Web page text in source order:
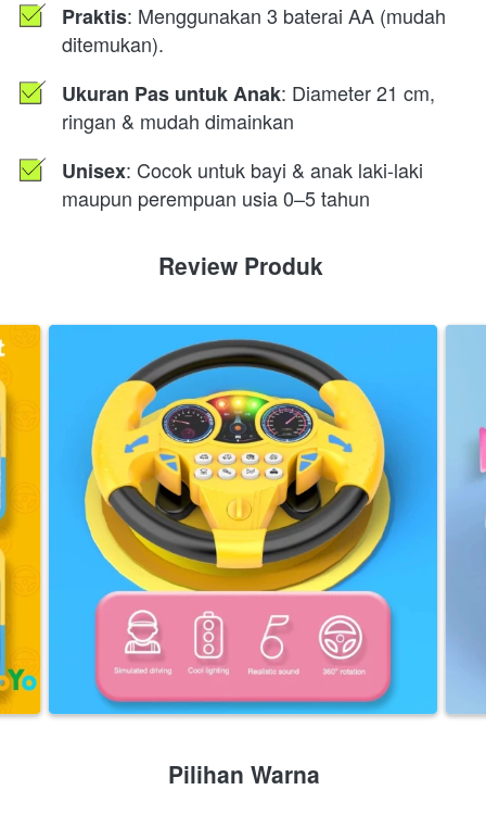
Praktis: Menggunakan 3 baterai AA (mudah
ditemukan).
Ukuran Pas untuk Anak: Diameter 21 cm,
ringan & mudah dimainkan
Unisex: Cocok untuk bayi & anak laki-laki
maupun perempuan usia 0–5 tahun
Review Produk
Pilihan Warna